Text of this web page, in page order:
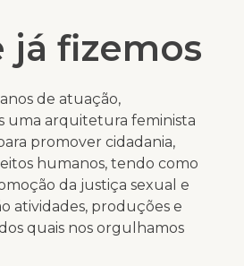
já fizemos
de atuação,
uma arquitetura feminista
promover cidadania,
humanos, tendo como
da justiça sexual e
atividades, produções e
quais nos orgulhamos